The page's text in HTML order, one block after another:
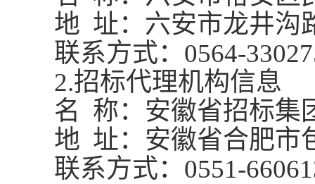
地 址：六安市龙井沟
联系方式： 0564-
2.招标代理机构信息
名 称：安徽省招标集
地 址：安徽省合肥市
联系方式： 0551-